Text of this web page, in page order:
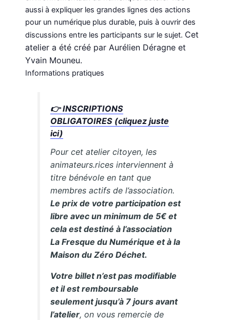
aussi à expliquer les grandes lignes des actions
pour un numérique plus durable, puis à ouvrir des
discussions entre les participants sur le sujet. Cet
atelier a été créé par Aurélien Déragne et
Yvain Mouneu.
Informations pratiques
👉INSCRIPTIONS
OBLIGATOIRES (cliquez juste
ici)
Pour cet atelier citoyen, les
animateurs.rices interviennent à
titre bénévole en tant que
membres actifs de l’association.
Le prix de votre participation est
libre avec un minimum de 5€ et
cela est destiné à l’association
La Fresque du Numérique et à la
Maison du Zéro Déchet.
Votre billet n’est pas modifiable
et il est remboursable
seulement jusqu’à 7 jours avant
l’atelier, on vous remercie de